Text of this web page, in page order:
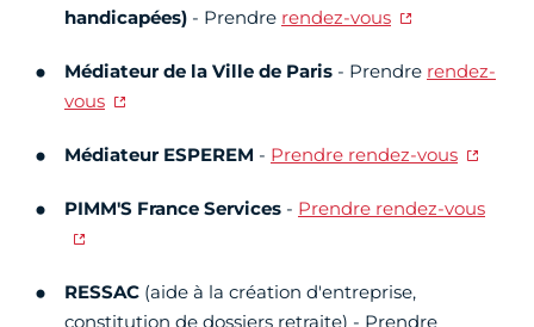
handicapées) - Prendre rendez-vous
Médiateur de la Ville de Paris - Prendre rendez-
vous
Médiateur ESPEREM - Prendre rendez-vous
PIMM'S France Services - Prendre rendez-vous
RESSAC (aide à la création d'entreprise,
constitution de dossiers retraite) - Prendre